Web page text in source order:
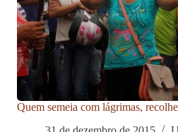
Quem semeia com lágrimas,